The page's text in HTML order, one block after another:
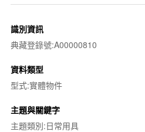
識別資訊
典藏登錄號:A00000810
資料類型
型式:實體物件
主題與關鍵字
主題類別:日常用具